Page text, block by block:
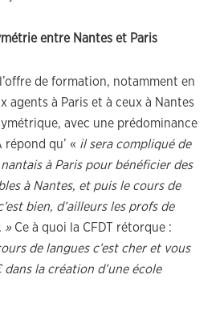
entre Nantes et Paris
l’offre de formation, notamment en
agents à Paris et à ceux à Nantes
avec une prédominance
répond qu’ « il sera compliqué de
à Paris pour bénéficier des
à Nantes, et puis le cours de
bien, d’ailleurs les profs de
» Ce à quoi la CFDT rétorque :
de langues c’est cher et vous
la création d’une école